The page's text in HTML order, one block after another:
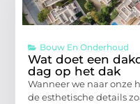
Bouw En Onderhoud
Wat doet een
dag op het dak
Wanneer we naar onze
de esthetische details